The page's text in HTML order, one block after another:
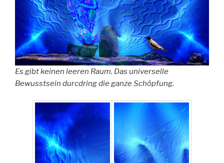
Es gibt keinen leeren Raum. Das universelle
Bewusstsein durcdring die ganze Schöpfung.